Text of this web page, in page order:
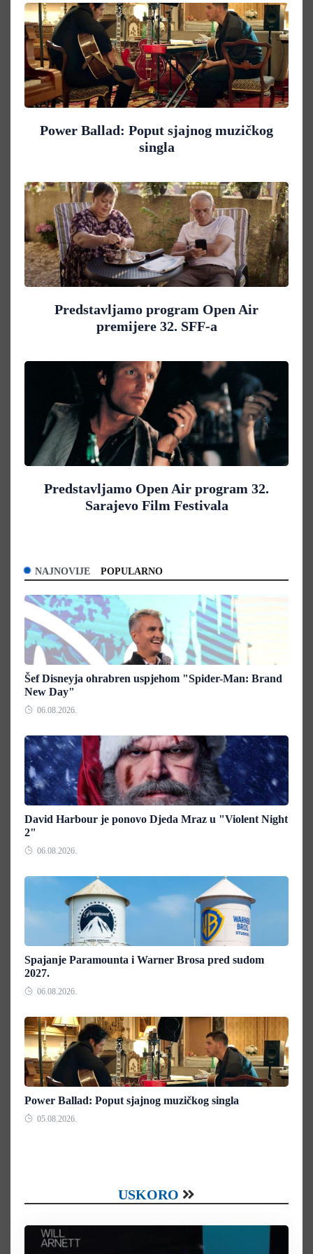
Power Ballad: Poput sjajnog muzičkog
singla
Predstavljamo program Open Air
premijere 32. SFF-a
Predstavljamo Open Air program 32.
Sarajevo Film Festivala
NAJNOVIJE POPULARNO
Šef Disneyja ohrabren uspjehom "Spider-Man: Brand
New Day"
06.08.2026.
David Harbour je ponovo Djeda Mraz u "Violent Night
2"
06.08.2026.
Spajanje Paramounta i Warner Brosa pred sudom
2027.
06.08.2026.
Power Ballad: Poput sjajnog muzičkog singla
05.08.2026.
USKORO